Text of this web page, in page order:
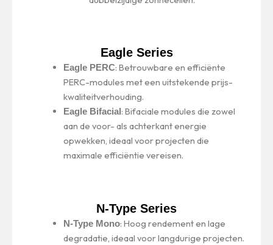
Eagle Series
Eagle PERC: Betrouwbare en efficiënte
PERC-modules met een uitstekende prijs-
kwaliteitverhouding.
Eagle Bifacial : Bifaciale modules die zowel
aan de voor- als achterkant energie
opwekken, ideaal voor projecten die
maximale efficiëntie vereisen.
N-Type Series
N-Type Mono: Hoog rendement en lage
degradatie, ideaal voor langdurige projecten.